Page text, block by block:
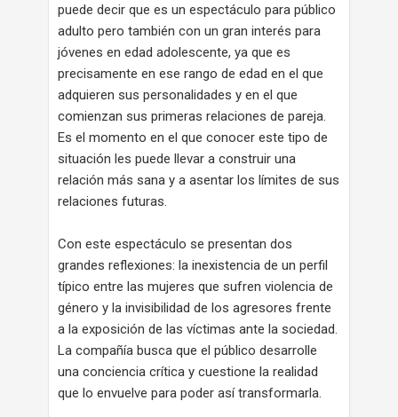
puede decir que es un espectáculo para público
adulto pero también con un gran interés para
jóvenes en edad adolescente, ya que es
precisamente en ese rango de edad en el que
adquieren sus personalidades y en el que
comienzan sus primeras relaciones de pareja.
Es el momento en el que conocer este tipo de
situación les puede llevar a construir una
relación más sana y a asentar los límites de sus
relaciones futuras.
Con este espectáculo se presentan dos
grandes reflexiones: la inexistencia de un perfil
típico entre las mujeres que sufren violencia de
género y la invisibilidad de los agresores frente
a la exposición de las víctimas ante la sociedad.
La compañía busca que el público desarrolle
una conciencia crítica y cuestione la realidad
que lo envuelve para poder así transformarla.